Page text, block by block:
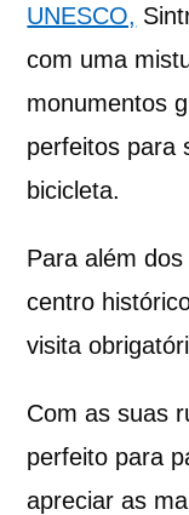
UNESCO,
com uma
monumentos
perfeitos para
bicicleta.
Para além
centro
visita
Com as suas
perfeito para
apreciar as